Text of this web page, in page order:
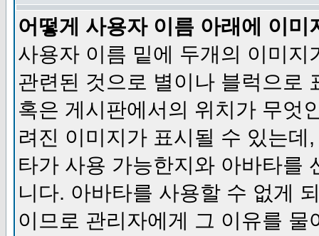
어떻게 사용자 이름 아래에 이미
사용자 이름 밑에 두개의 이미
관련된 것으로 별이나 블럭으로
혹은 게시판에서의 위치가 무엇
려진 이미지가 표시될 수 있는
타가 사용 가능한지와 아바타를
니다. 아바타를 사용할 수 없게
이므로 관리자에게 그 이유를 물